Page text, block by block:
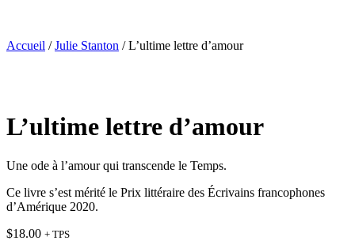
Accueil /Julie Stanton / L’ultime lettre d’amour
L’ultime lettre d’amour
Une ode à l’amour qui transcende le Temps.
Ce livre s’est mérité le Prix littéraire des Écrivains francophones
d’Amérique 2020.
$18.00 + TPS